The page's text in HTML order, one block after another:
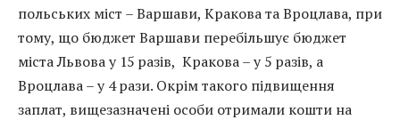
польських міст – Варшави, Кракова та Вроцлава, при
тому, що бюджет Варшави перебільшує бюджет
міста Львова у 15 разів, Кракова – у 5 разів, а
Вроцлава – у 4 рази. Окрім такого підвищення
заплат, вищезазначені особи отримали кошти на